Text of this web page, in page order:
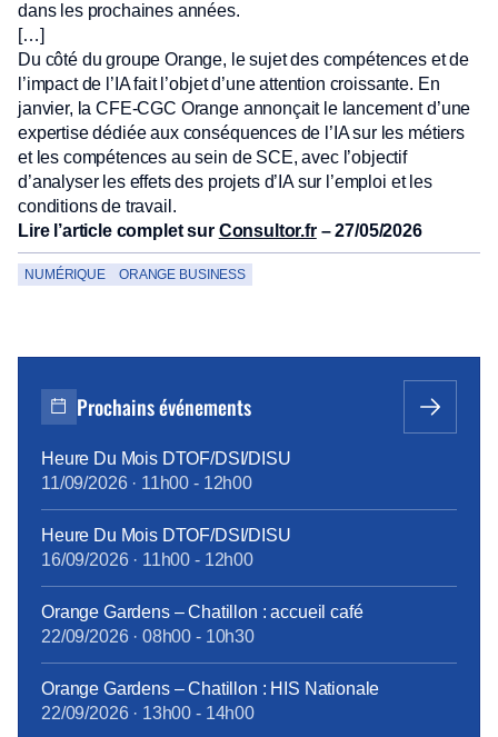
dans les prochaines années.
[…]
Du côté du groupe Orange, le sujet des compétences et de
l’impact de l’IA fait l’objet d’une attention croissante. En
janvier, la CFE-CGC Orange annonçait le lancement d’une
expertise dédiée aux conséquences de l’IA sur les métiers
et les compétences au sein de SCE, avec l’objectif
d’analyser les effets des projets d’IA sur l’emploi et les
conditions de travail.
Lire l’article complet sur Consultor.fr– 27/05/2026
NUMÉRIQUE ORANGE BUSINESS
Prochains événements
Heure Du Mois DTOF/DSI/DISU
11/09/2026· 11h00 - 12h00
Heure Du Mois DTOF/DSI/DISU
16/09/2026· 11h00 - 12h00
Orange Gardens – Chatillon : accueil café
22/09/2026· 08h00 - 10h30
Orange Gardens – Chatillon : HIS Nationale
22/09/2026· 13h00 - 14h00